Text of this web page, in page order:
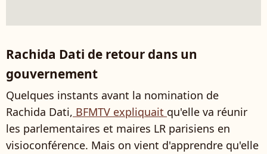
Rachida Dati de retour dans un
gouvernement
Quelques instants avant la nomination de
Rachida Dati, BFMTV expliquait qu'elle va réunir
les parlementaires et maires LR parisiens en
visioconférence. Mais on vient d'apprendre qu'elle